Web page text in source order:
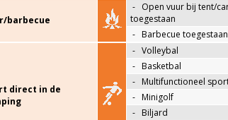
barbecue
- Open vuur bij tent/
toegestaan
- Barbecue toegestaan
direct in de
- Volleybal
- Basketbal
- Multifunctioneel
- Minigolf
- Biljard